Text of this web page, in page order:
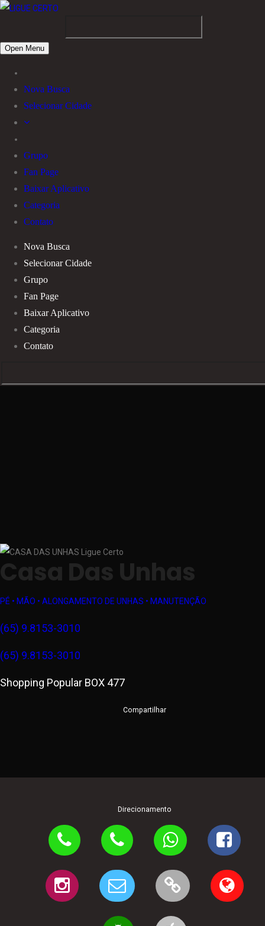
Open Menu
Nova Busca
Selecionar Cidade
Grupo
Fan Page
Baixar Aplicativo
Categoria
Contato
Nova Busca
Selecionar Cidade
Grupo
Fan Page
Baixar Aplicativo
Categoria
Contato
Casa Das Unhas
PÉ • MÃO • ALONGAMENTO DE UNHAS • MANUTENÇÃO
(65) 9.8153-3010
(65) 9.8153-3010
Shopping Popular BOX 477
Compartilhar
Direcionamento